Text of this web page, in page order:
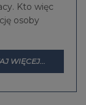
Kto więc
osoby
WIĘCEJ...